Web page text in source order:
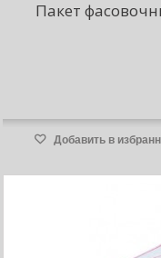
Пакет
Добавить в